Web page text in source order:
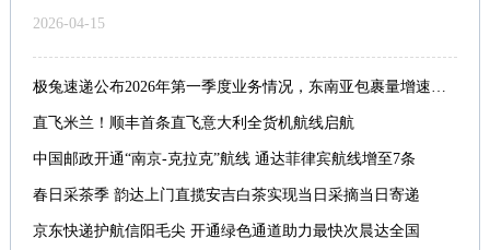
2026-04-15
极兔速递公布2026年第一季度业务情况，东南亚包裹量增速近80%
直飞米兰！顺丰首条直飞意大利全货机航线启航
中国邮政开通“南京-克拉克”航线 通达菲律宾航线增至7条
春日采茶季 韵达上门直揽安吉白茶实现当日采摘当日寄递
京东快递护航信阳毛尖 开通绿色通道助力最快次晨达全国